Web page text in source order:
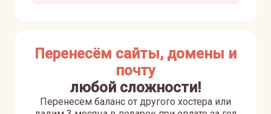
Перенесём сайты, домены и
почту
любой сложности!
Перенесем баланс от другого хостера или